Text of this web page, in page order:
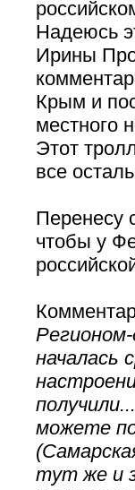
Надеюсь
Ирины
Крым и
местного
Этот
все
Перенесу
чтобы у
началась
можете
тут же и